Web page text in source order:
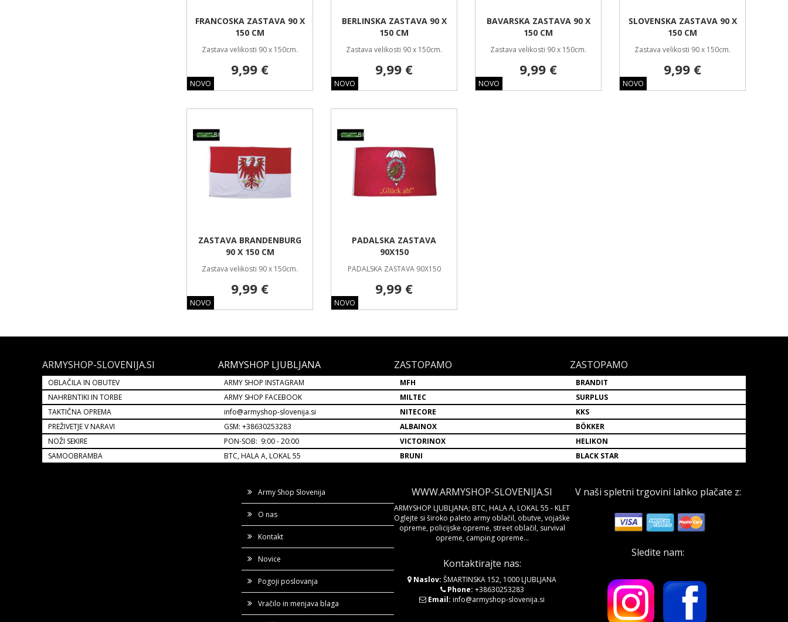
NOVO
FRANCOSKA ZASTAVA 90 X
150 CM
Zastava velikosti 90 x 150cm.
9,99 €
NOVO
BERLINSKA ZASTAVA 90 X
150 CM
Zastava velikosti 90 x 150cm.
9,99 €
NOVO
BAVARSKA ZASTAVA 90 X
150 CM
Zastava velikosti 90 x 150cm.
9,99 €
NOVO
SLOVENSKA ZASTAVA 90 X
150 CM
Zastava velikosti 90 x 150cm.
9,99 €
NOVO
ZASTAVA BRANDENBURG
90 X 150 CM
Zastava velikosti 90 x 150cm.
9,99 €
NOVO
PADALSKA ZASTAVA
90X150
PADALSKA ZASTAVA 90X150
9,99 €
ARMYSHOP-SLOVENIJA.SI
OBLAČILA IN OBUTEV
NAHRBNTIKI IN TORBE
TAKTIČNA OPREMA
PREŽIVETJE V NARAVI
NOŽI SEKIRE
SAMOOBRAMBA
ARMYSHOP LJUBLJANA
ARMY SHOP INSTAGRAM
ARMY SHOP FACEBOOK
info@armyshop-slovenija.si
GSM: +38630253283
PON-SOB: 9:00 - 20:00
BTC, HALA A, LOKAL 55
ZASTOPAMO
MFH
MILTEC
NITECORE
ALBAINOX
VICTORINOX
BRUNI
ZASTOPAMO
BRANDIT
SURPLUS
KKS
BÖKKER
HELIKON
BLACK STAR
Army Shop Slovenija
O nas
Kontakt
Novice
Pogoji poslovanja
Vračilo in menjava blaga
WWW.ARMYSHOP-SLOVENIJA.SI
ARMYSHOP LJUBLJANA; BTC, HALA A, LOKAL 55 - KLET
Oglejte si široko paleto army oblačil, obutve, vojaške
opreme, policijske opreme, street oblačil, survival
opreme, camping opreme...
Kontaktirajte nas:
Naslov: ŠMARTINSKA 152, 1000 LJUBLJANA
Phone: +38630253283
Email: info@armyshop-slovenija.si
V naši spletni trgovini lahko plačate z:
Sledite nam: